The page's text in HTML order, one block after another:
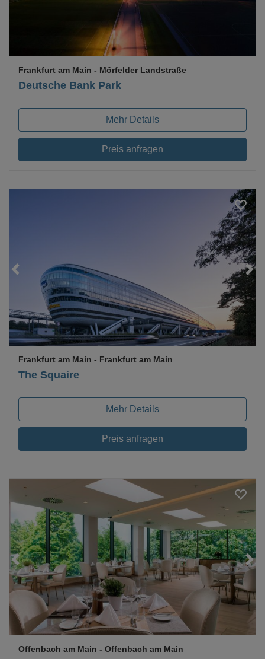
Deutsche Bank Park
Frankfurt am Main - Mörfelder Landstraße
Mehr Details
Preis anfragen
The Squaire
Frankfurt am Main - Frankfurt am Main
Mehr Details
Preis anfragen
Loading...
Offenbach am Main - Offenbach am Main